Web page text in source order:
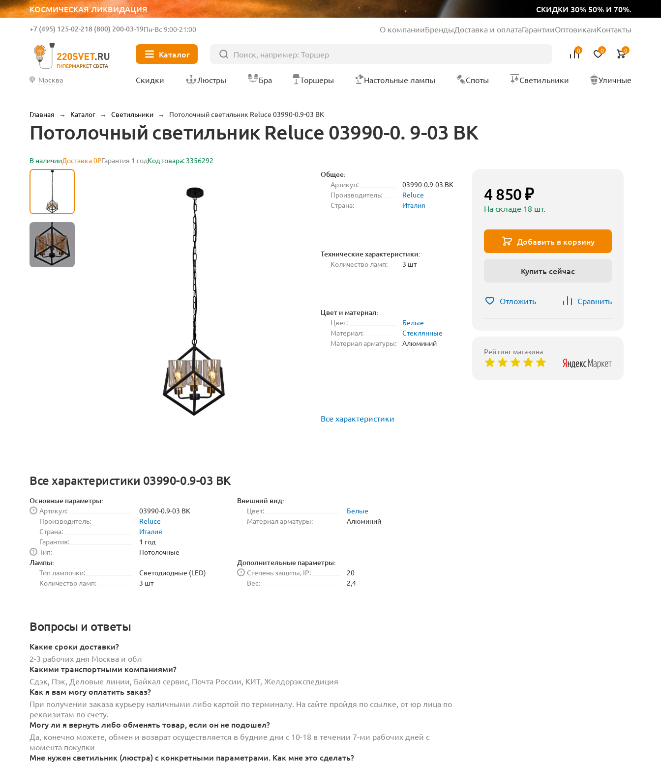
КОСМИЧЕСКАЯ ЛИКВИДАЦИЯ СКИДКИ 30% 50% И 70%.
ГИПЕРМАРКЕТ СВЕТА
+7 (495) 125-02-218 (800) 200-03-19Пн-Вс 9:00-21:00 О компанииБрендыДоставка и оплатаГарантииОптовикамКонтакты
Каталог 0 0 0
Москва Скидки Люстры Бра Торшеры Настольные лампы Споты Светильники Уличные
Главная → Каталог → Светильники → Потолочный светильник Reluce 03990-0.9-03 BK
Потолочный светильник Reluce 03990-0. 9-03 BK
В наличииДоставка 0₽Гарантия 1 годКод товара: 3356292
Общее:
Артикул:
03990-0.9-03 BK
Производитель:
Reluce
Страна:
Италия
Технические характеристики:
Количество ламп: 3 шт
Цвет и материал:
Цвет:
Белые
Материал:
Стеклянные
Материал арматуры:
Алюминий
Все характеристики
Все характеристики 03990-0.9-03 BK
Основные параметры:
Артикул:
?
03990-0.9-03 BK
Производитель:
Reluce
Страна:
Италия
Гарантия:
1 год
Тип:
? Потолочные
Внешний вид:
Цвет:
Белые
Материал арматуры:
Алюминий
Лампы:
Тип лампочки:
Светодиодные (LED)
Количество ламп:
3 шт
Дополнительные параметры:
Степень защиты, IP:
?
20
Вес:
2,4
Вопросы и ответы
Какие сроки доставки?
2-3 рабочих дня Москва и обл
Какими транспортными компаниями?
Сдэк, Пэк, Деловые линии, Байкал сервис, Почта России, КИТ, Желдорэкспедиция
Как я вам могу оплатить заказ?
При получении заказа курьеру наличными либо картой по терминалу. На сайте пройдя по ссылке, от юр лица по
реквизитам по счету.
Могу ли я вернуть либо обменять товар, если он не подошел?
Да, конечно можете, обмен и возврат осуществляется в будние дни с 10-18 в течении 7-ми рабочих дней с
момента покупки
Мне нужен светильник (люстра) с конкретными параметрами. Как мне это сделать?
4 850 ₽
На складе 18 шт.
Добавить в корзину
Купить сейчас
Отложить Сравнить
Рейтинг магазина